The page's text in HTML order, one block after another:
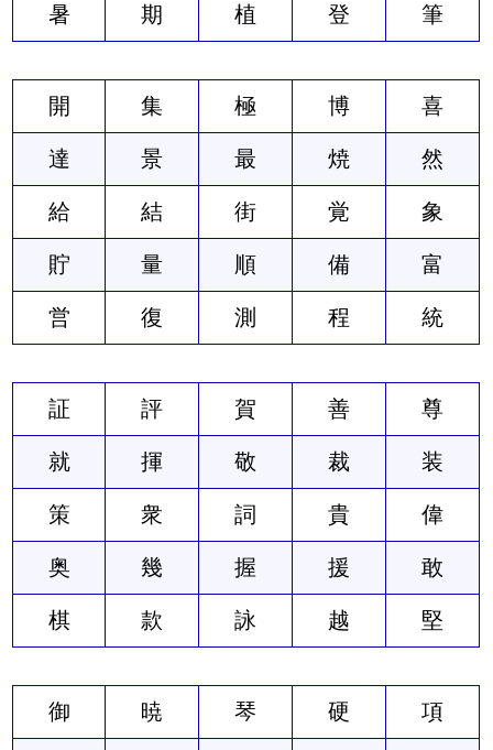
暑 期 植 登 筆
開 集 極 博 喜
達 景 最 焼 然
給 結 街 覚 象
貯 量 順 備 富
営 復 測 程 統
証 評 賀 善 尊
就 揮 敬 裁 装
策 衆 詞 貴 偉
奥 幾 握 援 敢
棋 款 詠 越 堅
御 暁 琴 硬 項